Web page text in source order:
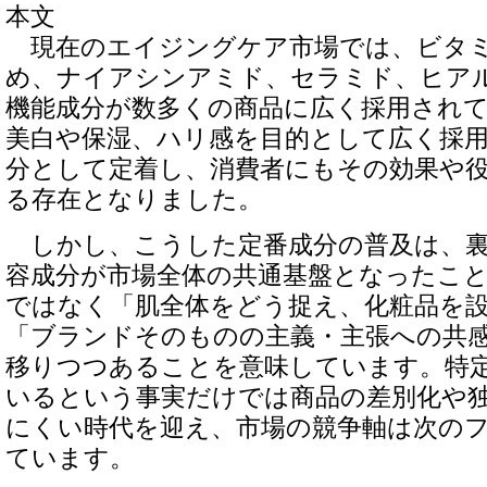
本文
現在のエイジングケア市場では、ビタ
め、ナイアシンアミド、セラミド、ヒア
機能成分が数多くの商品に広く採用され
美白や保湿、ハリ感を目的として広く採
分として定着し、消費者にもその効果や
る存在となりました。
しかし、こうした定番成分の普及は、
容成分が市場全体の共通基盤となったこ
ではなく「肌全体をどう捉え、化粧品を
「ブランドそのものの主義・主張への共
移りつつあることを意味しています。特
いるという事実だけでは商品の差別化や
にくい時代を迎え、市場の競争軸は次の
ています。